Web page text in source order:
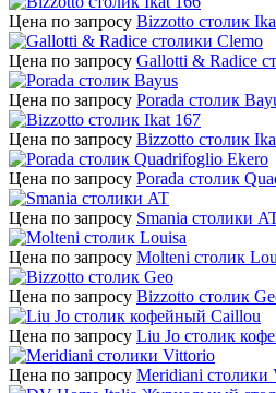
Цена по запросу Bizzotto столик
Цена по запросу Gallotti & Radice
Цена по запросу Porada столик
Цена по запросу Bizzotto столик
Цена по запросу Porada столик
Цена по запросу Smania столики
Цена по запросу Molteni столик
Цена по запросу Bizzotto столик
Цена по запросу Liu Jo столик
Цена по запросу Meridiani столики